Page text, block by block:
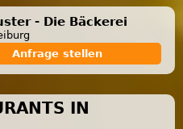
- Die Bäckerei
Anfrage stellen
IN